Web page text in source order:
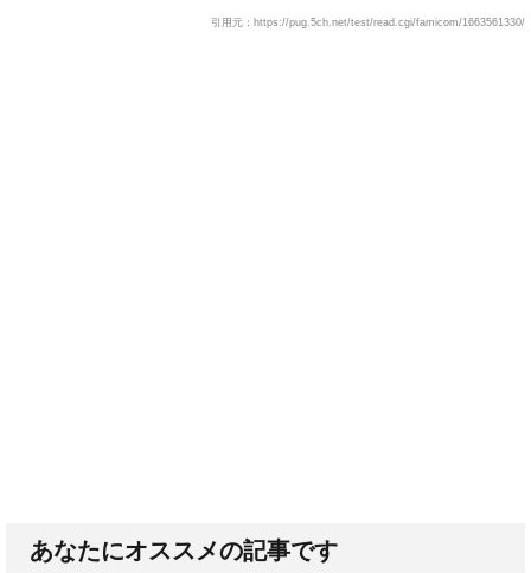
引用元：https://pug.5ch.net/test/read.cgi/famicom/1663561330/
あなたにオススメの記事です